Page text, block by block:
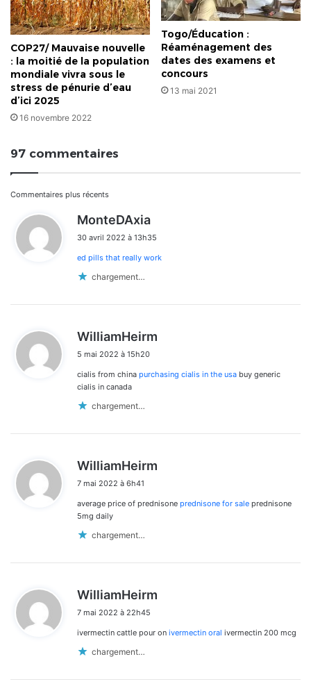
COP27/ Mauvaise nouvelle
: la moitié de la population
mondiale vivra sous le
stress de pénurie d’eau
d’ici 2025
16 novembre 2022
Togo/Éducation :
Réaménagement des
dates des examens et
concours
13 mai 2021
97 commentaires
Navigation
dans
les
commentaires
Commentaires plus récents
MonteDAxia
t
30 avril 2022 à 13h35
ed pills that really work
chargement…
WilliamHeirm
5 mai 2022 à 15h20
cialis from china purchasing cialis in the usa buy generic
cialis in canada
chargement…
WilliamHeirm
7 mai 2022 à 6h41
average price of prednisone prednisone for sale prednisone
5mg daily
chargement…
WilliamHeirm
7 mai 2022 à 22h45
ivermectin cattle pour on ivermectin oral ivermectin 200 mcg
chargement…